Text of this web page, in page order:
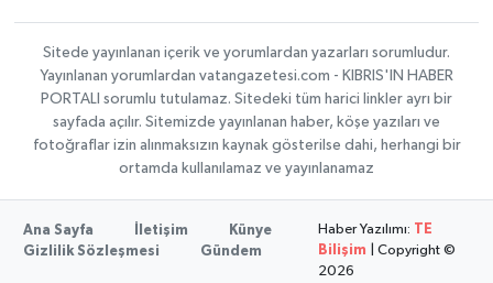
Sitede yayınlanan içerik ve yorumlardan yazarları sorumludur.
Yayınlanan yorumlardan vatangazetesi.com - KIBRIS'IN HABER
PORTALI sorumlu tutulamaz. Sitedeki tüm harici linkler ayrı bir
sayfada açılır. Sitemizde yayınlanan haber, köşe yazıları ve
fotoğraflar izin alınmaksızın kaynak gösterilse dahi, herhangi bir
ortamda kullanılamaz ve yayınlanamaz
Ana Sayfa İletişim
Künye
Gizlilik Sözleşmesi
Gündem
Haber Yazılımı: TE
Bilişim | Copyright ©
2026